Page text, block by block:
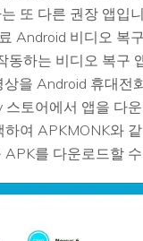
또 다른 권장 앱입
Android 비디오 복
동하는 비디오 복구
상을 Android 휴대전
스토어에서 앱을 다
하여 APKMONK와
를 다운로드할